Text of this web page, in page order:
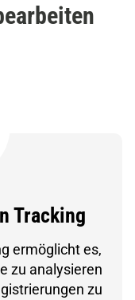
Tracking
ermöglicht es,
zu analysieren
zu